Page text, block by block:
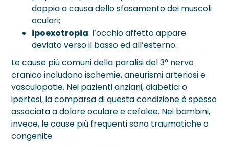
doppia a causa dello sfasamento dei muscoli
oculari;
ipoexotropia: l’occhio affetto appare
deviato verso il basso ed all’esterno.
Le cause più comuni della paralisi del 3° nervo
cranico includono ischemie, aneurismi arteriosi e
vasculopatie. Nei pazienti anziani, diabetici o
ipertesi, la comparsa di questa condizione è spesso
associata a dolore oculare e cefalee. Nei bambini,
invece, le cause più frequenti sono traumatiche o
congenite.